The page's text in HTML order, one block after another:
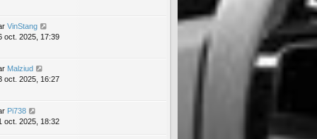
VinStang
oct. 2025, 17:39
Malziud
oct. 2025, 16:27
Pi738
oct. 2025, 18:32